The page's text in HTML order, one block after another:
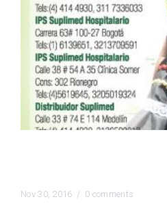
Nov 30, 2016 / 0 comments